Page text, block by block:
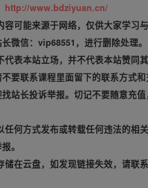
http://www.bdziyuan.cn/
容可能来源于网络，仅供大家学习
微信：vip68551，进行删除处理。
代表本站立场，并不代表本站赞同
要联系课程里面留下的联系方式和
站长投诉举报。切记不要随意充
任何方式发布或转载任何违法的相
。
储在云盘，如发现链接失效，请联